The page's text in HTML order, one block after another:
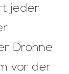
jeder
Drohne
vor der